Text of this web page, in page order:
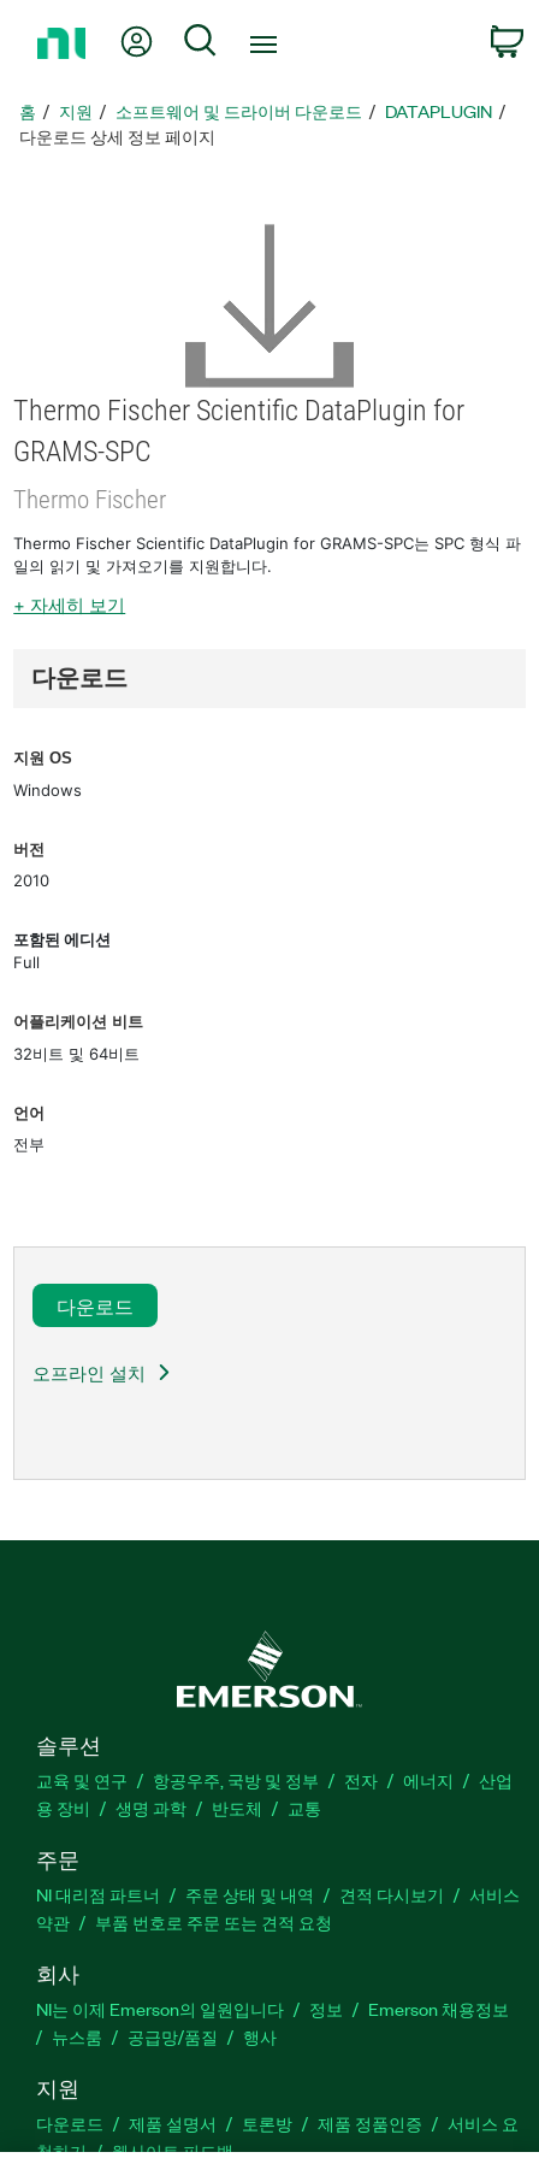
지
로
내 계정 검색
홈 지원 소프트웨어 및 드라이버 다운로드
DATAPLUGIN
다운로드 상세 정보 페이지
Thermo Fischer Scientific DataPlugin for
GRAMS-SPC
Thermo Fischer
Thermo Fischer Scientific DataPlugin for GRAMS-SPC는 SPC 형식 파
일의 읽기 및 가져오기를 지원합니다.
+ 자세히 보기
다운로드
지원 OS
Windows
버전
2010
포함된 에디션
Full
어플리케이션 비트
32비트 및 64비트
언어
전부
다운로드​
오프라인 설치
솔루션
교육 및 연구 항공우주, 국방 및 정부 전자 에너지
산업
용 장비
생명 과학 반도체 교통
주문
NI 대리점 파트너 주문 상태 및 내역 견적 다시보기
서비스
약관
부품 번호로 주문 또는 견적 요청
회사
NI는 이제 Emerson의 일원입니다 정보
Emerson 채용정보
뉴스룸
공급망/품질 행사
지원
다운로드 제품 설명서 토론방 제품 정품인증
서비스 요
청하기
웹사이트 피드백